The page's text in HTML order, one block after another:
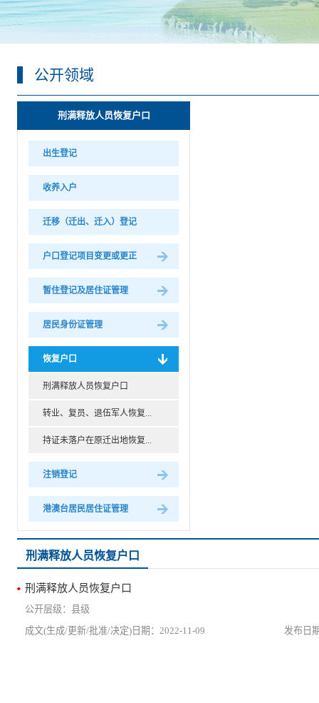
公开领域
刑满释放人员恢复户口
出生登记
收养入户
迁移（迁出、迁入）登记
户口登记项目变更或更正
暂住登记及居住证管理
居民身份证管理
恢复户口
刑满释放人员恢复户口
转业、复员、退伍军人恢复...
持证未落户在原迁出地恢复...
注销登记
港澳台居民居住证管理
刑满释放人员恢复户口
刑满释放人员恢复户口
县级
2022-11-09